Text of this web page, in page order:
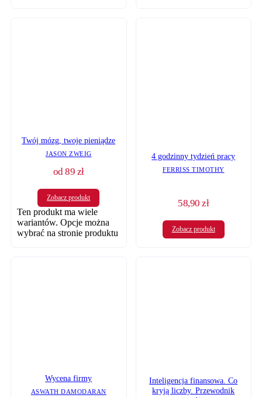
Twój mózg, twoje pieniądze
JASON ZWEIG
od89 zł
Zobacz produkt
Ten produkt ma wiele
wariantów. Opcje można
wybrać na stronie produktu
4 godzinny tydzień pracy
FERRISS TIMOTHY
58,90zł
Zobacz produkt
Wycena firmy
ASWATH DAMODARAN
Inteligencja finansowa. Co
kryją liczby. Przewodnik